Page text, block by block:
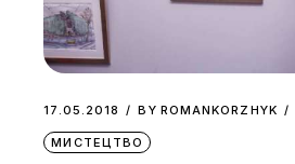
17.05.2018 BY ROMANKORZHYK
МИСТЕЦТВО